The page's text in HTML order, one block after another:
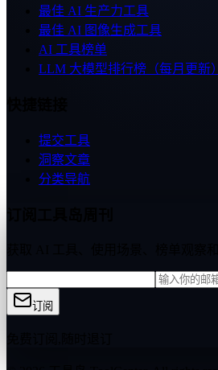
最佳 AI 生产力工具
最佳 AI 图像生成工具
AI 工具榜单
LLM 大模型排行榜（每月更新）
提交工具
洞察文章
分类导航
订阅